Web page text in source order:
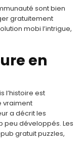
sont bien
gratuitement
mobi l’intrigue,
en
l’histoire est
vraiment
a décrit les
peu développés. Les
gratuit puzzles,